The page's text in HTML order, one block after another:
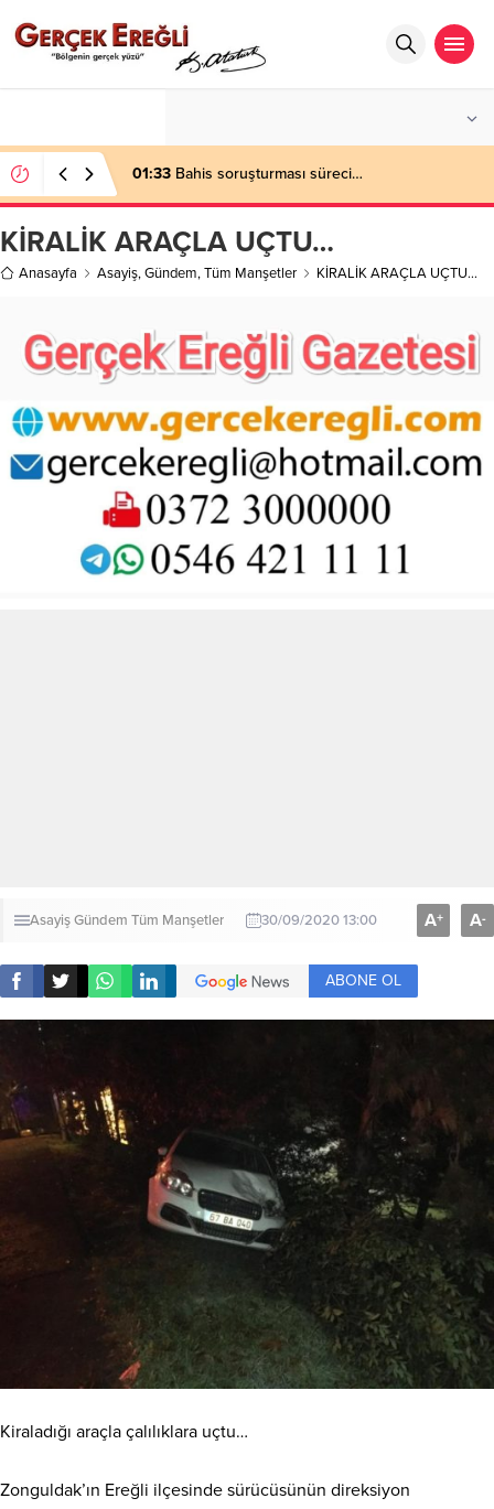
01:33 Bahis soruşturması süreci…
KİRALİK ARAÇLA UÇTU…
Anasayfa Asayiş,Gündem,Tüm Manşetler KİRALİK ARAÇLA UÇTU…
AsayişGündem Tüm Manşetler 30/09/2020 13:00 A+ A-
ABONE OL
Kiraladığı araçla çalılıklara uçtu…
Zonguldak’ın Ereğli ilçesinde sürücüsünün direksiyon